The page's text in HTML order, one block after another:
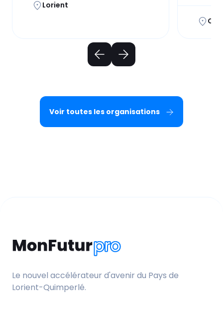
Lorient
Voir toutes les organisations
Le nouvel accélérateur d'avenir du Pays de
Lorient-Quimperlé.